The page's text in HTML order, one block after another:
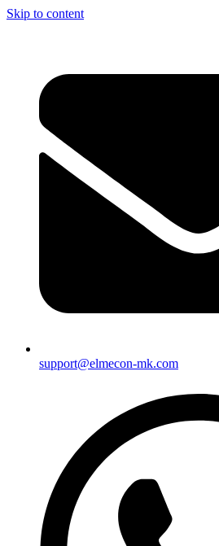
Skip to content
support@elmecon-mk.com